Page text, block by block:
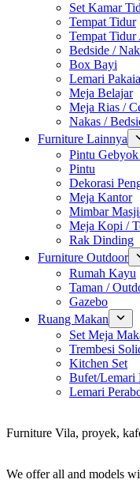
Set Kamar
Tempat Tidur
Tempat Tidur
Bedside /
Box Bayi
Lemari
Meja Belajar
Meja Rias /
Nakas /
Furniture Lainnya
Pintu Gebyok
Pintu
Dekorasi
Meja Kantor
Mimbar
Meja Kopi /
Rak Dinding
Furniture Outdoor
Rumah Kayu
Taman /
Gazebo
Ruang Makan
Set Meja
Trembesi
Kitchen Set
Bufet/Lemari
Lemari
Furniture Vila, proyek,
We offer all and models